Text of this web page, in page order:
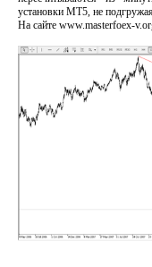
установки МТ5, не
На сайте www.masterfoex-